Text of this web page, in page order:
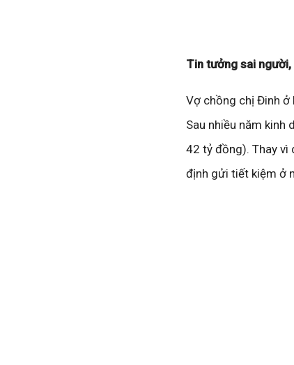
Tin tưởng sai
Vợ chồng chị Đinh ở
Sau nhiều năm kinh
42 tỷ đồng). Thay vì
định gửi tiết kiệm ở